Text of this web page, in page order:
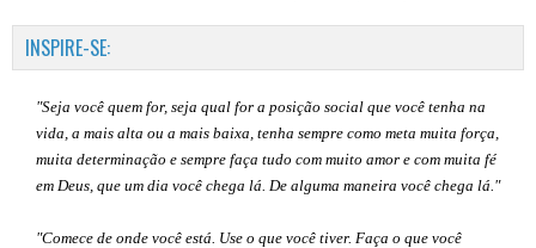
INSPIRE-SE:
"Seja você quem for, seja qual for a posição social que você tenha na
vida, a mais alta ou a mais baixa, tenha sempre como meta muita força,
muita determinação e sempre faça tudo com muito amor e com muita fé
em Deus, que um dia você chega lá. De alguma maneira você chega lá."
"Comece de onde você está. Use o que você tiver. Faça o que você